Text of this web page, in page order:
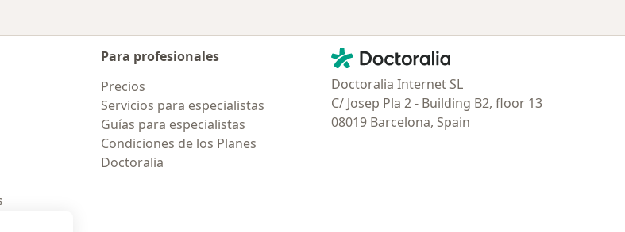
Para profesionales
Precios
Servicios para especialistas
Guías para especialistas
Condiciones de los Planes
Doctoralia
Contacto
Doctoralia - Página de inicio
Doctoralia Internet SL
C/ Josep Pla 2 - Building B2, floor 13
08019 Barcelona, Spain